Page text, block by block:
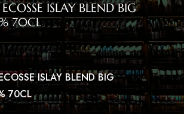
ISLAY BLEND BIG
70CL
ISLAY BLEND BIG
70CL